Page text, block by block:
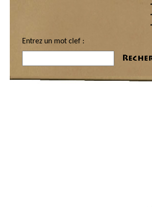
Entrez un mot clef :